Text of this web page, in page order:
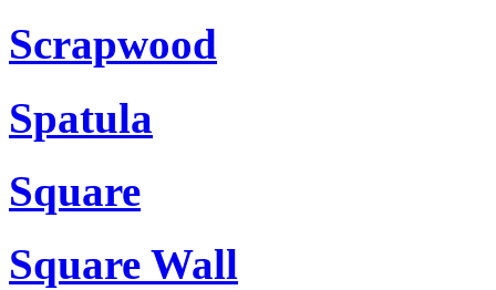
Scrapwood
Spatula
Square
Square Wall